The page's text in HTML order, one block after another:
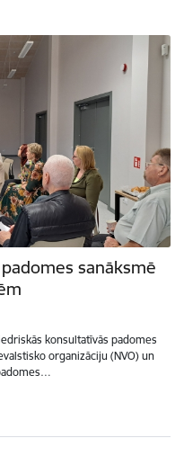
sanāksmē
konsultatīvās padomes
organizāciju (NVO) un